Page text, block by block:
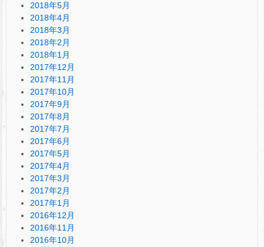
2018年5月
2018年4月
2018年3月
2018年2月
2018年1月
2017年12月
2017年11月
2017年10月
2017年9月
2017年8月
2017年7月
2017年6月
2017年5月
2017年4月
2017年3月
2017年2月
2017年1月
2016年12月
2016年11月
2016年10月